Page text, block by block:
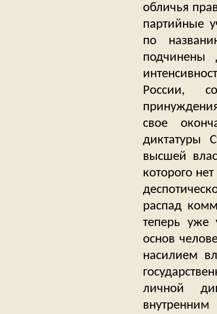
обличья
партийные
по
подчинены
России,
свое
диктатуры
высшей
которого
распад
теперь уже
основ
насилием
личной